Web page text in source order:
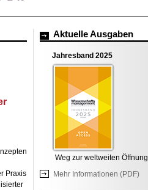
Aktuelle Ausgaben
Jahresband 2025
Weg zur weltweiten Öffnung
Mehr Informationen (PDF)
Praxis